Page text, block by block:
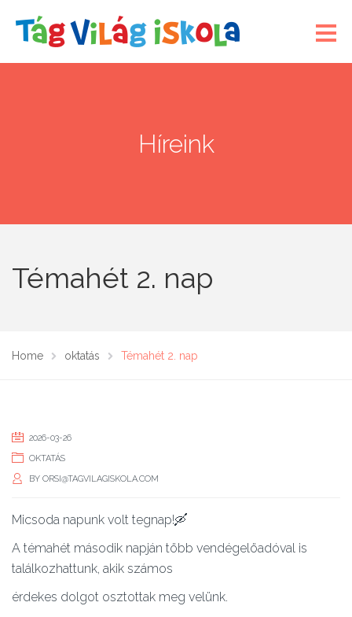
Híreink
Témahét 2. nap
Home oktatás Témahét 2. nap
2026-03-26
OKTATÁS
BY ORSI@TAGVILAGISKOLA.COM
Micsoda napunk volt tegnap!🛶
A témahét második napján több vendégelöadóval is
találkozhattunk, akik számos
érdekes dolgot osztottak meg velünk.